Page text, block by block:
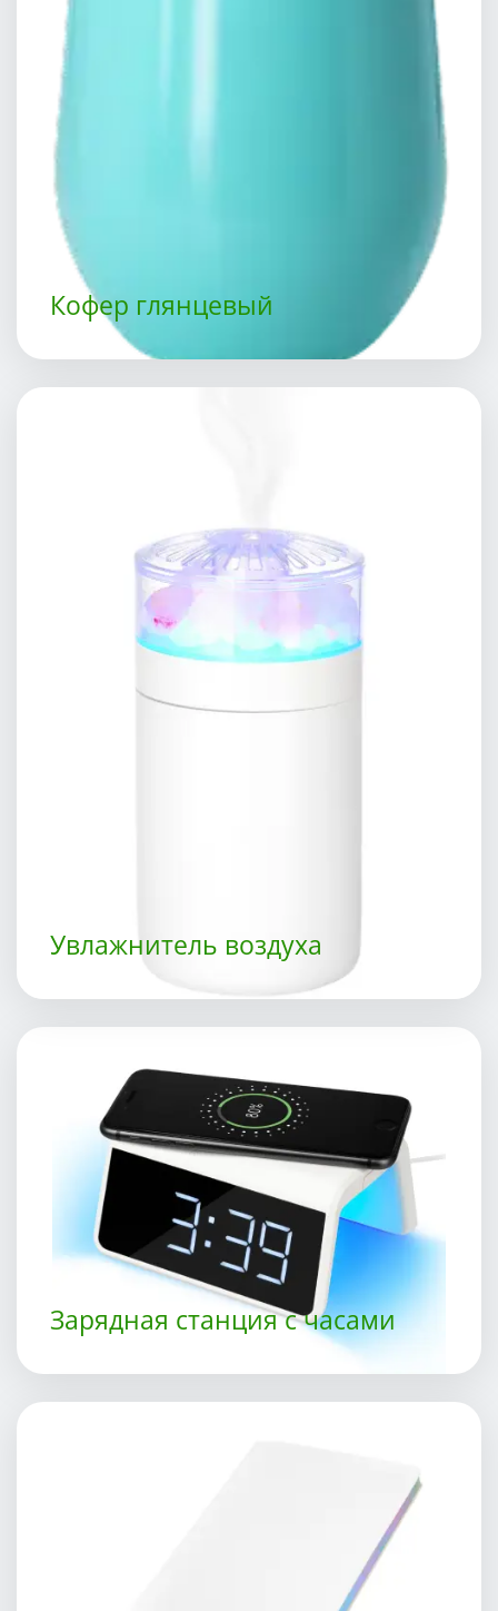
Зарядная станция с часами
Кофер глянцевый
Увлажнитель воздуха